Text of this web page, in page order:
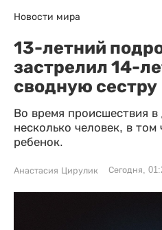
Новости мира
13-летний
застрелил 14-
сводную сестру
Во время происшествия в
несколько человек, в том
ребенок.
Анастасия Цирулик Сегодня,